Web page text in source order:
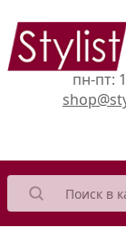
пн-пт: